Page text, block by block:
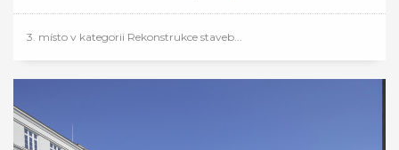
3. místo v kategorii Rekonstrukce staveb...